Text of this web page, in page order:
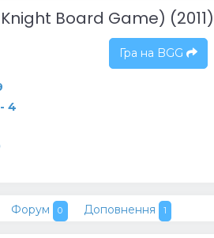
Board Game) (2011)
- 4
Гра на BGG
Форум 0 Доповнення 1